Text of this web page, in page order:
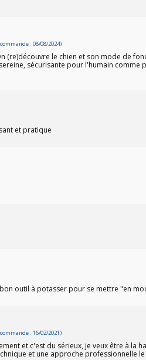
: 08/08/2024)
(re)découvre le chien et son mode de
sécurisante pour l'humain comme
et pratique
outil à potasser pour se mettre "en
: 16/02/2021)
et c'est du sérieux, je veux être à la
et une approche professionnelle